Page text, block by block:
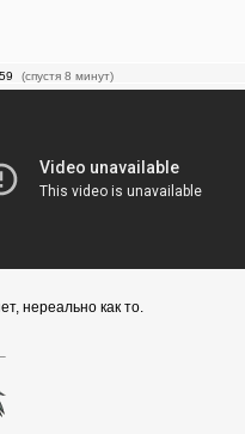
(спустя 8 минут)
нереально как то.